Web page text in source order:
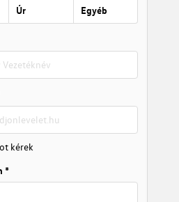
Úr Egyéb
kérek
*